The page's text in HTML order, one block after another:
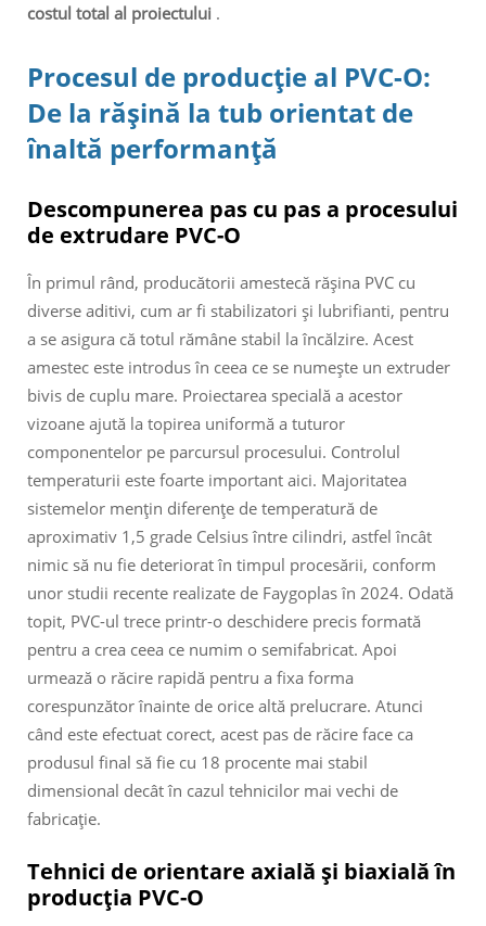
costul total al proiectului .
Procesul de producție al PVC-O:
De la rășină la tub orientat de
înaltă performanță
Descompunerea pas cu pas a procesului
de extrudare PVC-O
În primul rând, producătorii amestecă rășina PVC cu
diverse aditivi, cum ar fi stabilizatori și lubrifianti, pentru
a se asigura că totul rămâne stabil la încălzire. Acest
amestec este introdus în ceea ce se numește un extruder
bivis de cuplu mare. Proiectarea specială a acestor
vizoane ajută la topirea uniformă a tuturor
componentelor pe parcursul procesului. Controlul
temperaturii este foarte important aici. Majoritatea
sistemelor mențin diferențe de temperatură de
aproximativ 1,5 grade Celsius între cilindri, astfel încât
nimic să nu fie deteriorat în timpul procesării, conform
unor studii recente realizate de Faygoplas în 2024. Odată
topit, PVC-ul trece printr-o deschidere precis formată
pentru a crea ceea ce numim o semifabricat. Apoi
urmează o răcire rapidă pentru a fixa forma
corespunzător înainte de orice altă prelucrare. Atunci
când este efectuat corect, acest pas de răcire face ca
produsul final să fie cu 18 procente mai stabil
dimensional decât în cazul tehnicilor mai vechi de
fabricație.
Tehnici de orientare axială și biaxială în
producția PVC-O